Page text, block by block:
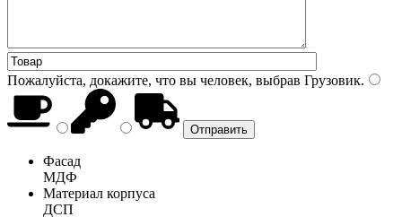
Пожалуйста, докажите, что вы человек, выбрав Грузовик.
Фасад
МДФ
Материал корпуса
ДСП